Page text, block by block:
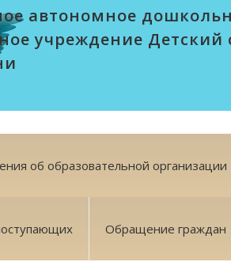
автономное
учреждение Детский
об образовательной организации
Обращение граждан